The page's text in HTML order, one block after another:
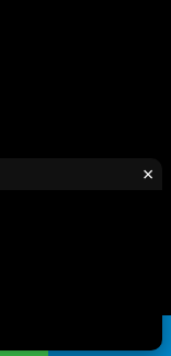
Reserved
×